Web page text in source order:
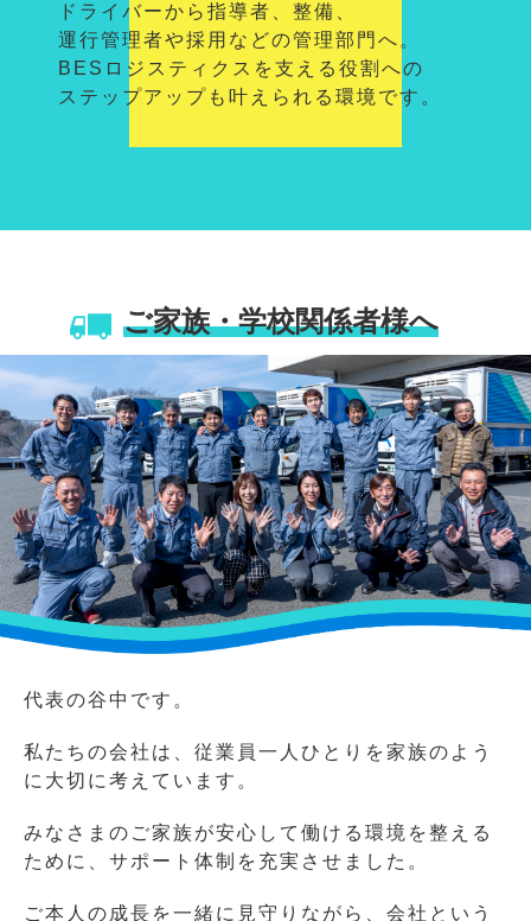
ドライバーから指導者、整備、
運行管理者や採用などの管理部門へ。
BESロジスティクスを支える役割への
ステップアップも叶えられる環境です。
ご家族・学校関係者様へ
代表の谷中です。
私たちの会社は、従業員一人ひとりを家族のよう
に大切に考えています。
みなさまのご家族が安心して働ける環境を整える
ために、サポート体制を充実させました。
ご本人の成長を一緒に見守りながら、会社という